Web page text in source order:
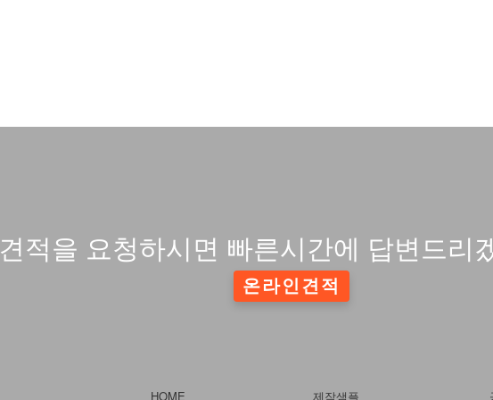
견적을 요청하시면 빠른시간에 답변드리
온라인견적
HOME 제작샘플